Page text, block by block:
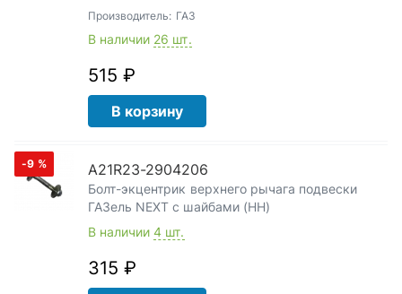
Производитель: ГАЗ
В наличии 26 шт.
515 ₽
В корзину
-9 % А21R23-2904206
Болт-экцентрик верхнего рычага подвески
ГАЗель NEXT с шайбами (НН)
В наличии 4 шт.
315 ₽